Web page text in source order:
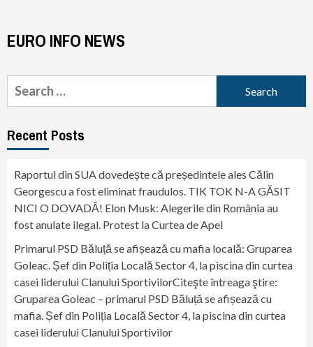
EURO INFO NEWS
Search
for:
Recent Posts
Raportul din SUA dovedește că președintele ales Călin
Georgescu a fost eliminat fraudulos. TIK TOK N-A GĂSIT
NICI O DOVADĂ! Elon Musk: Alegerile din România au
fost anulate ilegal. Protest la Curtea de Apel
Primarul PSD Băluță se afișează cu mafia locală: Gruparea
Goleac. Șef din Poliția Locală Sector 4, la piscina din curtea
casei liderului Clanului SportivilorCiteşte întreaga ştire:
Gruparea Goleac – primarul PSD Băluță se afișează cu
mafia. Șef din Poliția Locală Sector 4, la piscina din curtea
casei liderului Clanului Sportivilor